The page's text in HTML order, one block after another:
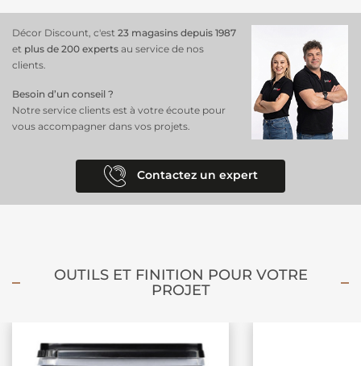
Décor Discount, c'est 23 magasins depuis 1987
et plus de 200 experts au service de nos
clients.
Besoin d’un conseil ?
Notre service clients est à votre écoute pour
vous accompagner dans vos projets.
Contactez un expert
OUTILS ET FINITION POUR VOTRE
PROJET